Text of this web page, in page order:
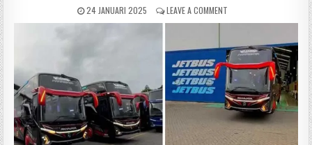
24 JANUARI 2025 LEAVE A COMMENT